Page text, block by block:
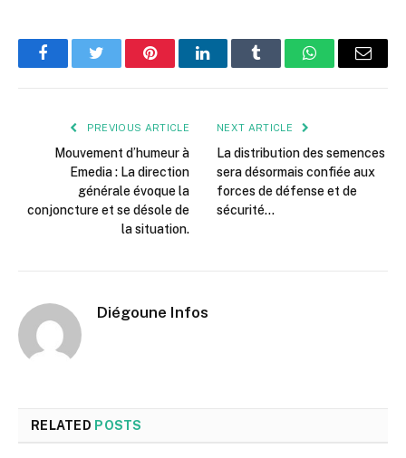
FacebookTwitter PinterestLinkedInTumblr WhatsAppEmail
PREVIOUS ARTICLE
Mouvement d’humeur à
Emedia : La direction
générale évoque la
conjoncture et se désole de
la situation.
NEXT ARTICLE
La distribution des semences
sera désormais confiée aux
forces de défense et de
sécurité…
Diégoune Infos
RELATED POSTS